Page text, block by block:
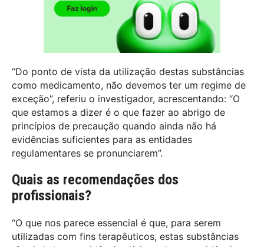
“Do ponto de vista da utilização destas substâncias
como medicamento, não devemos ter um regime de
exceção”, referiu o investigador, acrescentando: “O
que estamos a dizer é o que fazer ao abrigo de
princípios de precaução quando ainda não há
evidências suficientes para as entidades
regulamentares se pronunciarem”.
Quais as recomendações dos
profissionais?
“O que nos parece essencial é que, para serem
utilizadas com fins terapêuticos, estas substâncias